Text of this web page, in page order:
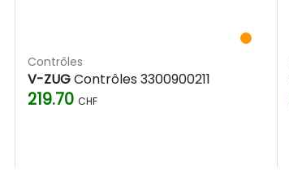
Contrôles
V-ZUGContrôles 3300900211
219.70 CHF